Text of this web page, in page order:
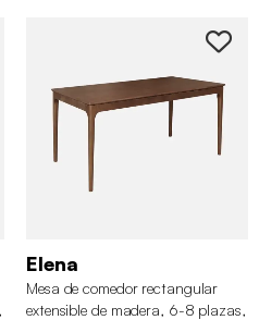
Elena
Mesa de comedor rectangular
extensible de madera, 6-8 plazas,